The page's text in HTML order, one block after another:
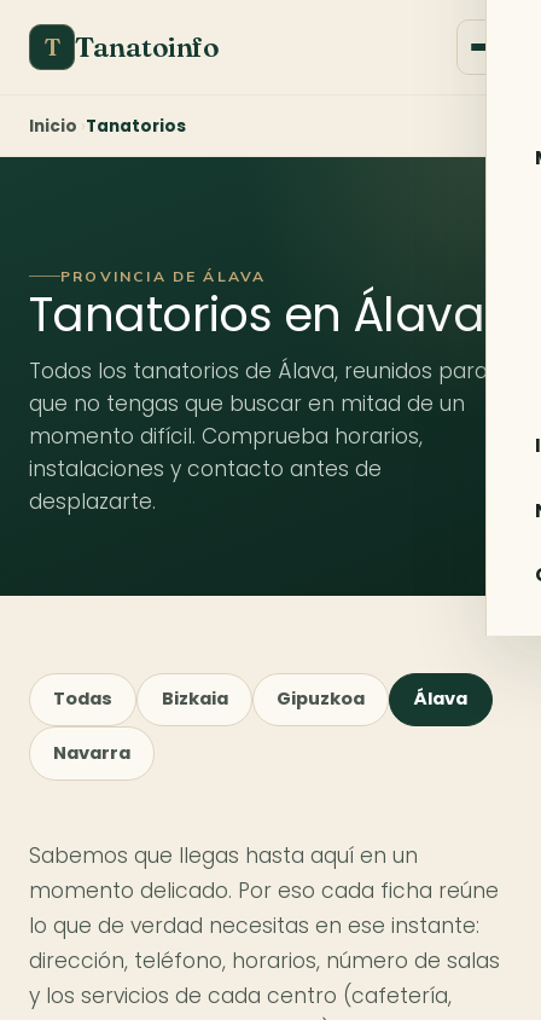
T Tanatoinfo
Inicio Tanatorios
PROVINCIA DE ÁLAVA
Tanatorios en Álava
Todos los tanatorios de Álava, reunidos para
que no tengas que buscar en mitad de un
momento difícil. Comprueba horarios,
instalaciones y contacto antes de
desplazarte.
Todas Bizkaia Gipuzkoa Álava
Navarra
Sabemos que llegas hasta aquí en un
momento delicado. Por eso cada ficha reúne
lo que de verdad necesitas en ese instante:
dirección, teléfono, horarios, número de salas
y los servicios de cada centro (cafetería,